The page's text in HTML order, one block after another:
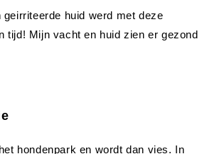
geirriteerde huid werd met deze
tijd! Mijn vacht en huid zien er gezond
hondenpark en wordt dan vies. In